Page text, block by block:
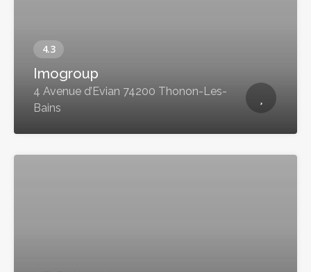
Imogroup
4 Avenue d’Evian 74200 Thonon-Les-
Bains